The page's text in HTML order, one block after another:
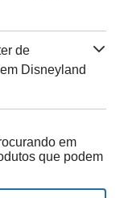
de
Disneyland
em
que podem